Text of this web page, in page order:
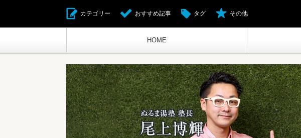
HOME
カテゴリー おすすめ記事 タグ その他